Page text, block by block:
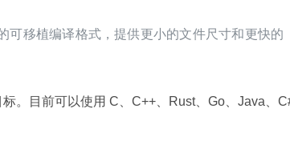
可移植编译格式，提供更小的文件尺寸和更快的
。目前可以使用 C、C++、Rust、Go、Java、